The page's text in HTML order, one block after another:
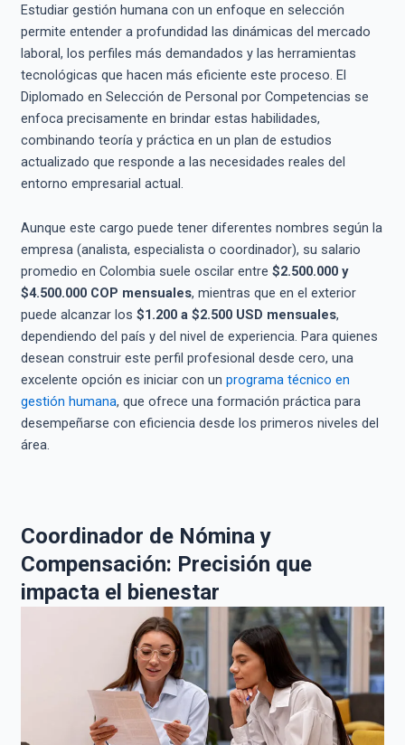
Estudiar gestión humana con un enfoque en selección
permite entender a profundidad las dinámicas del mercado
laboral, los perfiles más demandados y las herramientas
tecnológicas que hacen más eficiente este proceso. El
Diplomado en Selección de Personal por Competencias se
enfoca precisamente en brindar estas habilidades,
combinando teoría y práctica en un plan de estudios
actualizado que responde a las necesidades reales del
entorno empresarial actual.
Aunque este cargo puede tener diferentes nombres según la
empresa (analista, especialista o coordinador), su salario
promedio en Colombia suele oscilar entre $2.500.000 y
$4.500.000 COP mensuales, mientras que en el exterior
puede alcanzar los $1.200 a $2.500 USD mensuales,
dependiendo del país y del nivel de experiencia. Para quienes
desean construir este perfil profesional desde cero, una
excelente opción es iniciar con un programa técnico en
gestión humana, que ofrece una formación práctica para
desempeñarse con eficiencia desde los primeros niveles del
área.
Coordinador de Nómina y
Compensación: Precisión que
impacta el bienestar